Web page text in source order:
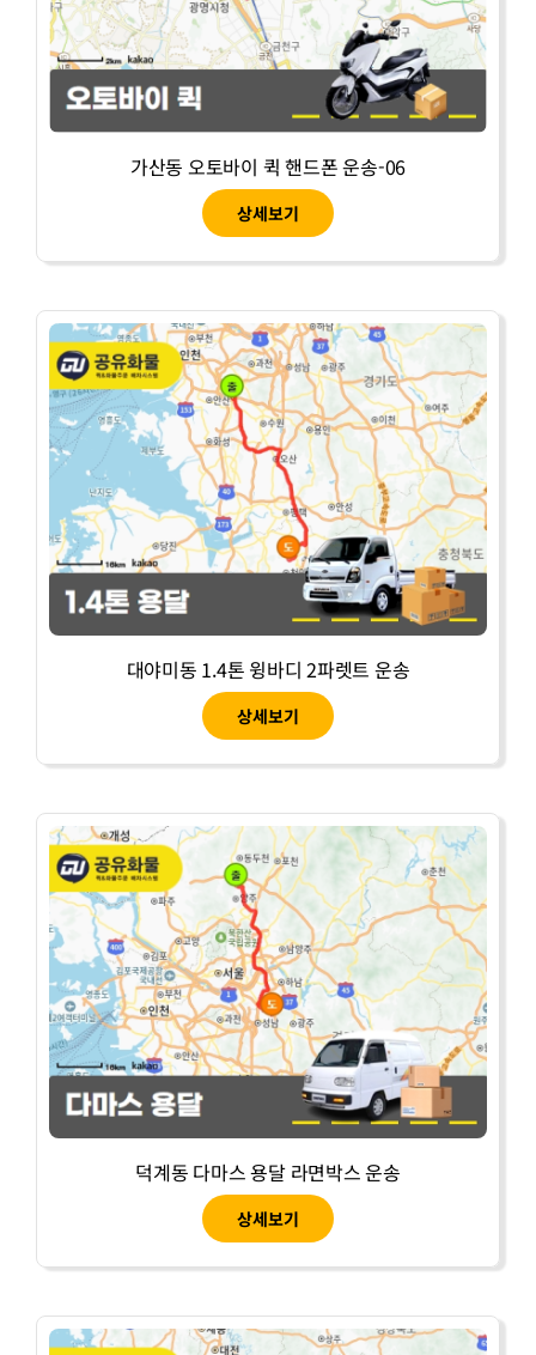
가산동 오토바이 퀵 핸드폰 운송-06
상세보기
대야미동 1.4톤 윙바디 2파렛트 운송
상세보기
덕계동 다마스 용달 라면박스 운송
상세보기